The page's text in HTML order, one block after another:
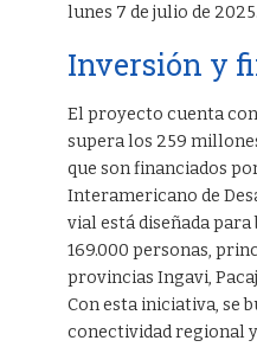
lunes 7 de julio de 2025.
Inversión y
El proyecto cuenta
supera los 259
que son financiados
Interamericano de
vial está diseñada para
169.000 personas,
provincias Ingavi,
Con esta iniciativa, se
conectividad regional